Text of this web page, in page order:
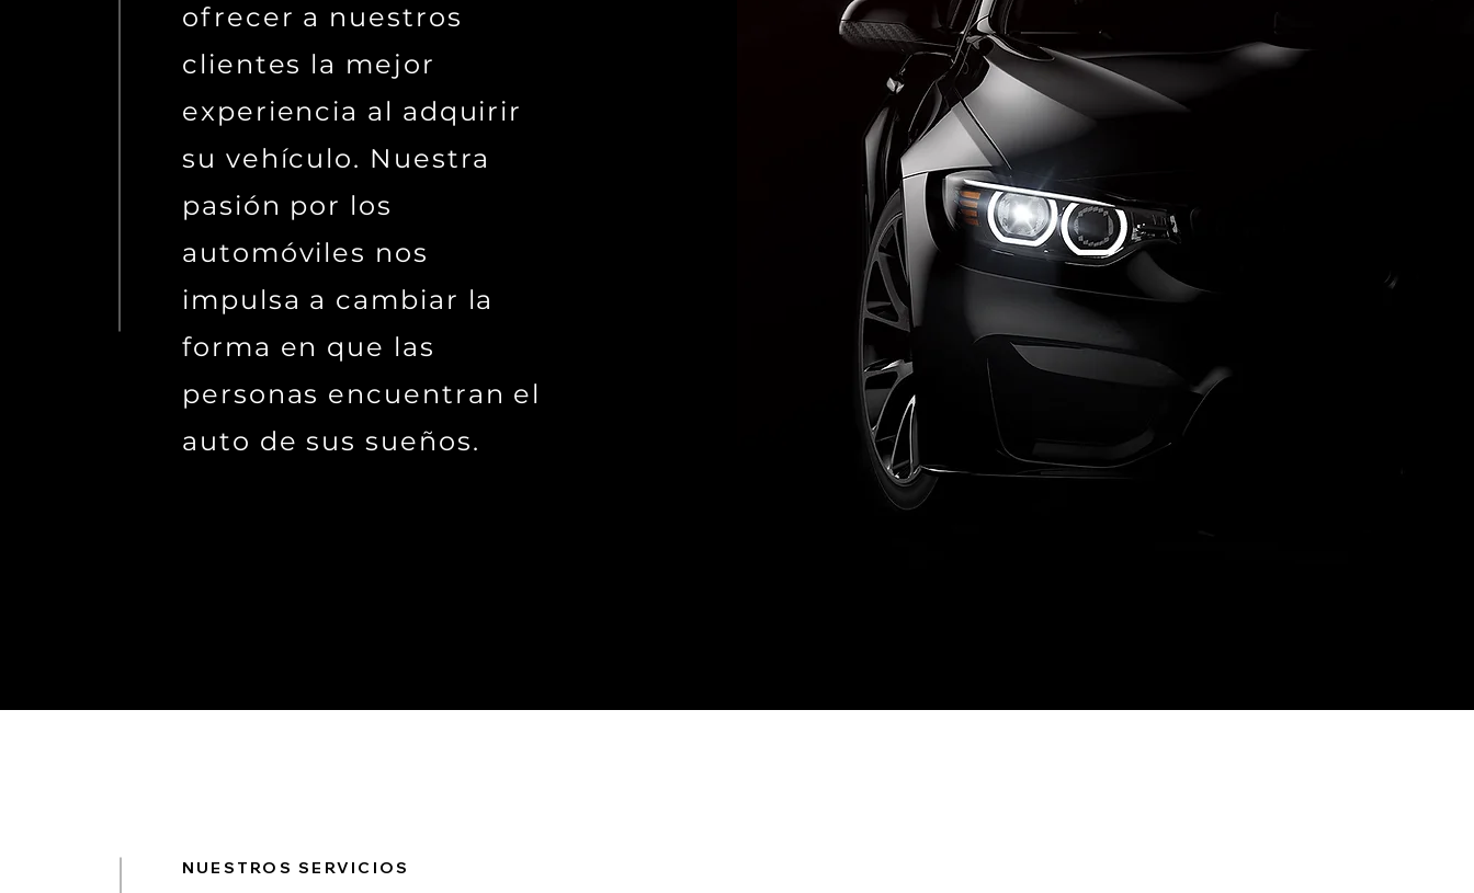
ofrecer a nuestros
clientes la mejor
experiencia al adquirir
su vehículo. Nuestra
pasión por los
automóviles nos
impulsa a cambiar la
forma en que las
personas encuentran el
auto de sus sueños.
NUESTROS SERVICIOS